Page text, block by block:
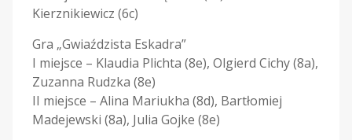
Kierznikiewicz (6c)
Gra „Gwiaździsta Eskadra”
I miejsce – Klaudia Plichta (8e), Olgierd Cichy (8a),
Zuzanna Rudzka (8e)
II miejsce – Alina Mariukha (8d), Bartłomiej
Madejewski (8a), Julia Gojke (8e)